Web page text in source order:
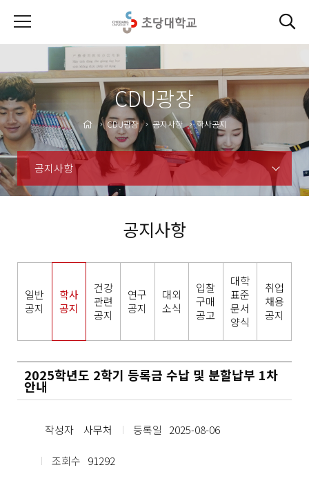
CDU광장
공지사항
CDU광장 공지사항 학사공지
공지사항
일반
공지
학사
공지
건강
관련
공지
연구
공지
대외
소식
입찰
구매
공고
대학
표준
문서
양식
취업
채용
공지
2025학년도 2학기 등록금 수납 및 분할납부 1차
안내
작성자 사무처 등록일 2025-08-06
조회수 91292